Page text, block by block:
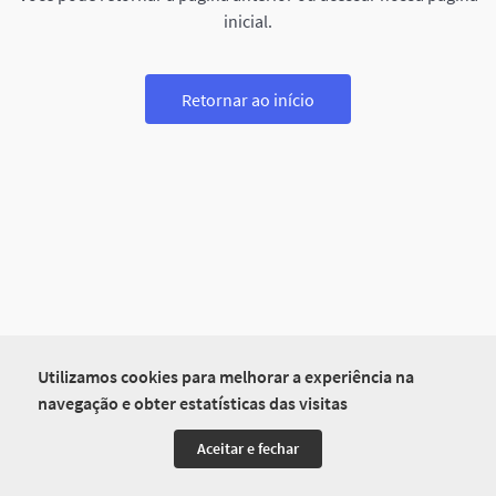
Utilizamos cookies para melhorar a experiência na
navegação e obter estatísticas das visitas
Aceitar e fechar
inicial.
Retornar ao início